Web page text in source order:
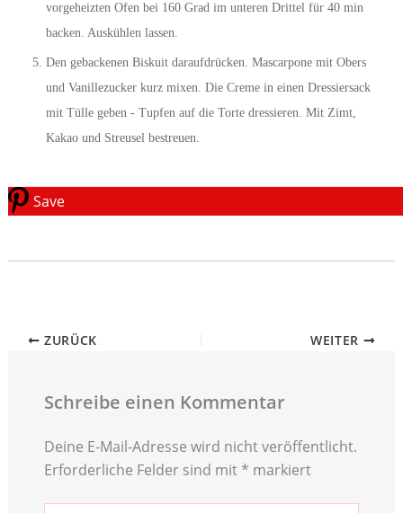
vorgeheizten Ofen bei 160 Grad im unteren Drittel für 40 min
backen. Auskühlen lassen.
Den gebackenen Biskuit daraufdrücken. Mascarpone mit Obers
und Vanillezucker kurz mixen. Die Creme in einen Dressiersack
mit Tülle geben - Tupfen auf die Torte dressieren. Mit Zimt,
Kakao und Streusel bestreuen.
Save
ZURÜCK WEITER
Schreibe einen Kommentar
Deine E-Mail-Adresse wird nicht veröffentlicht.
Erforderliche Felder sind mit * markiert